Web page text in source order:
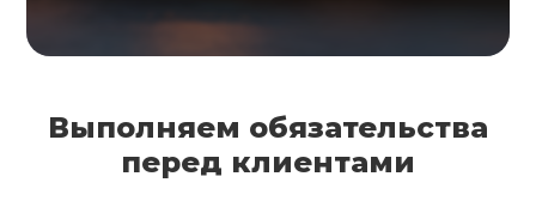
Выполняем обязательства
перед клиентами